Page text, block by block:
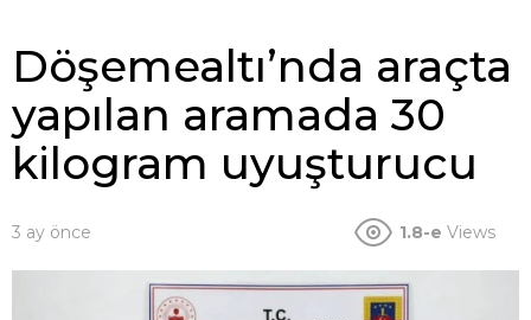
Döşemealtı’nda araçta
yapılan aramada 30
kilogram uyuşturucu
3 ay önce 1.8-e Views